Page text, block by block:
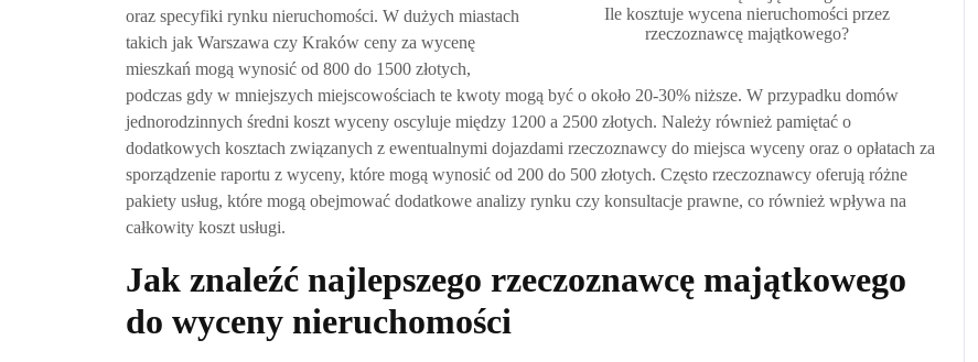
Ile kosztuje wycena nieruchomości przez
rzeczoznawcę majątkowego?
oraz specyfiki rynku nieruchomości. W dużych miastach
takich jak Warszawa czy Kraków ceny za wycenę
mieszkań mogą wynosić od 800 do 1500 złotych,
podczas gdy w mniejszych miejscowościach te kwoty mogą być o około 20-30% niższe. W przypadku domów
jednorodzinnych średni koszt wyceny oscyluje między 1200 a 2500 złotych. Należy również pamiętać o
dodatkowych kosztach związanych z ewentualnymi dojazdami rzeczoznawcy do miejsca wyceny oraz o opłatach za
sporządzenie raportu z wyceny, które mogą wynosić od 200 do 500 złotych. Często rzeczoznawcy oferują różne
pakiety usług, które mogą obejmować dodatkowe analizy rynku czy konsultacje prawne, co również wpływa na
całkowity koszt usługi.
Jak znaleźć najlepszego rzeczoznawcę majątkowego
do wyceny nieruchomości